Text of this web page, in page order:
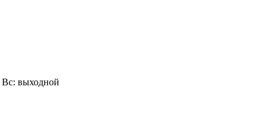
Вс: выходной